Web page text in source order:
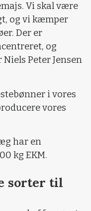
Vi skal være
og vi kæmper
Der er
og
Peter Jensen
i vores
vores
har en
kg EKM.
sorter til